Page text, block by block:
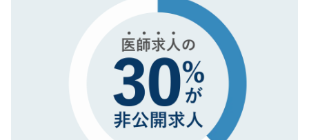
で、機密保持に関してもご安心ください。